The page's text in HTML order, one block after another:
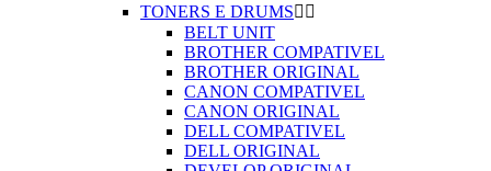
TONERS E DRUMS 
BELT UNIT
BROTHER COMPATIVEL
BROTHER ORIGINAL
CANON COMPATIVEL
CANON ORIGINAL
DELL COMPATIVEL
DELL ORIGINAL